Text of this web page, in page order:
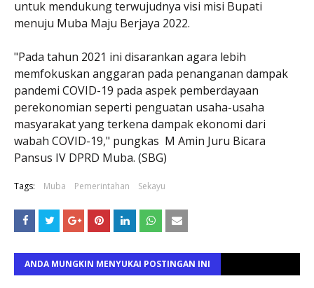
untuk mendukung terwujudnya visi misi Bupati
menuju Muba Maju Berjaya 2022.
"Pada tahun 2021 ini disarankan agara lebih
memfokuskan anggaran pada penanganan dampak
pandemi COVID-19 pada aspek pemberdayaan
perekonomian seperti penguatan usaha-usaha
masyarakat yang terkena dampak ekonomi dari
wabah COVID-19," pungkas M Amin Juru Bicara
Pansus IV DPRD Muba. (SBG)
Tags: Muba Pemerintahan Sekayu
ANDA MUNGKIN MENYUKAI POSTINGAN INI